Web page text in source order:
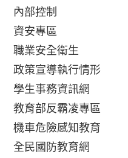
內部控制
資安專區
職業安全衛生
政策宣導執行情形
學生事務資訊網
教育部反霸凌專區
機車危險感知教育
全民國防教育網